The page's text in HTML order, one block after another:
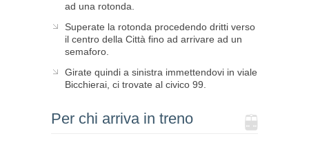
ad una rotonda.
Superate la rotonda procedendo dritti verso
il centro della Città fino ad arrivare ad un
semaforo.
Girate quindi a sinistra immettendovi in viale
Bicchierai, ci trovate al civico 99.
Per chi arriva in treno